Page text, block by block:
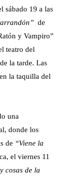
sábado 19 a las
de
y Vampiro”
teatro del
la tarde. Las
la taquilla del
una
donde los
de “Viene la
el viernes 11
cosas de la